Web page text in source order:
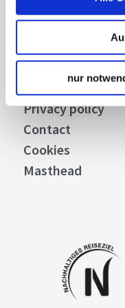
nur
Press
Stuttgart
Picture Database
General terms
Privacy policy
Contact
Cookies
Masthead